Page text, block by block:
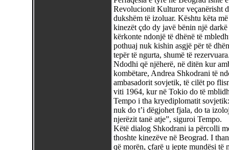
Revolucionit Kulturor veçanërisht
dukshëm të izoluar. Kështu këta
kinezët çdo dy javë bënin një
kërkonte ndonjë të dhënë të
pothuaj nuk kishin asgjë për të
tepër të ngurta, shumë të
Ndodhi që njëherë, në ditën kur
kombëtare, Andrea Shkodrani të
ambasadorit sovjetik, të cilët po
viti 1964, kur në Tokio do të
Tempo i tha kryediplomatit
nuk do t’i dëgjohet fjala, do ta
njerëzit tanë atje”, siguroi Tempo.
Këtë dialog Shkodrani ia përcolli
thoshte kinezëve në Beograd. I
që morën, çfarë u jepte mundësi të